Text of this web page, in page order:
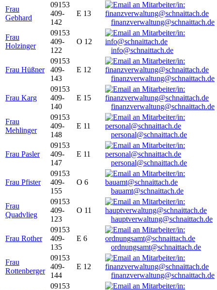
Frau
Gebhard
09153
409-
142
E 13
finanzverwaltung@schnaittach.de
Frau
Holzinger
09153
409-
122
O 12
info@schnaittach.de
Frau Hüßner
09153
409-
143
E 12
finanzverwaltung@schnaittach.de
Frau Karg
09153
409-
140
E 15
finanzverwaltung@schnaittach.de
Frau
Mehlinger
09153
409-
148
E 11
personal@schnaittach.de
Frau Pasler
09153
409-
147
E 11
personal@schnaittach.de
Frau Pfister
09153
409-
155
O 6
bauamt@schnaittach.de
Frau
Quadvlieg
09153
409-
123
O 11
hauptverwaltung@schnaittach.de
Frau Rother
09153
409-
135
E 6
ordnungsamt@schnaittach.de
Frau
Rottenberger
09153
409-
144
E 12
finanzverwaltung@schnaittach.de
09153